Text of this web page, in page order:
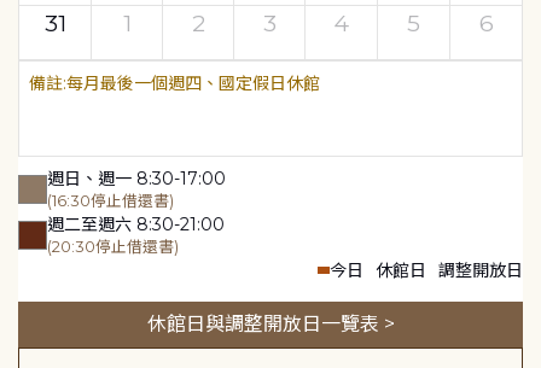
31
1 2 3 4 5 6
每月最後一個週四、國定假日休館
週日、週一 8:30-17:00
(16:30停止借還書)
週二至週六 8:30-21:00
(20:30停止借還書)
今日 休館日 調整開放日
休館日與調整開放日一覽表 >